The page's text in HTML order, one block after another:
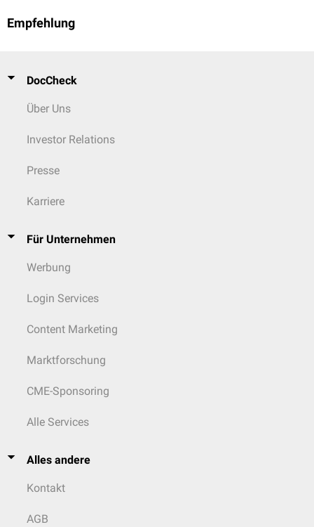
Empfehlung
DocCheck
Über Uns
Investor Relations
Presse
Karriere
Für Unternehmen
Werbung
Login Services
Content Marketing
Marktforschung
CME-Sponsoring
Alle Services
Alles andere
Kontakt
AGB